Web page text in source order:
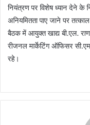
नियंत्रण पर विशेष ध्यान देने के
अनियमितता पाए जाने पर
बैठक में आयुक्त खाद्य बी.एल.
रीजनल मार्केटिंग ऑफिसर
रहे।